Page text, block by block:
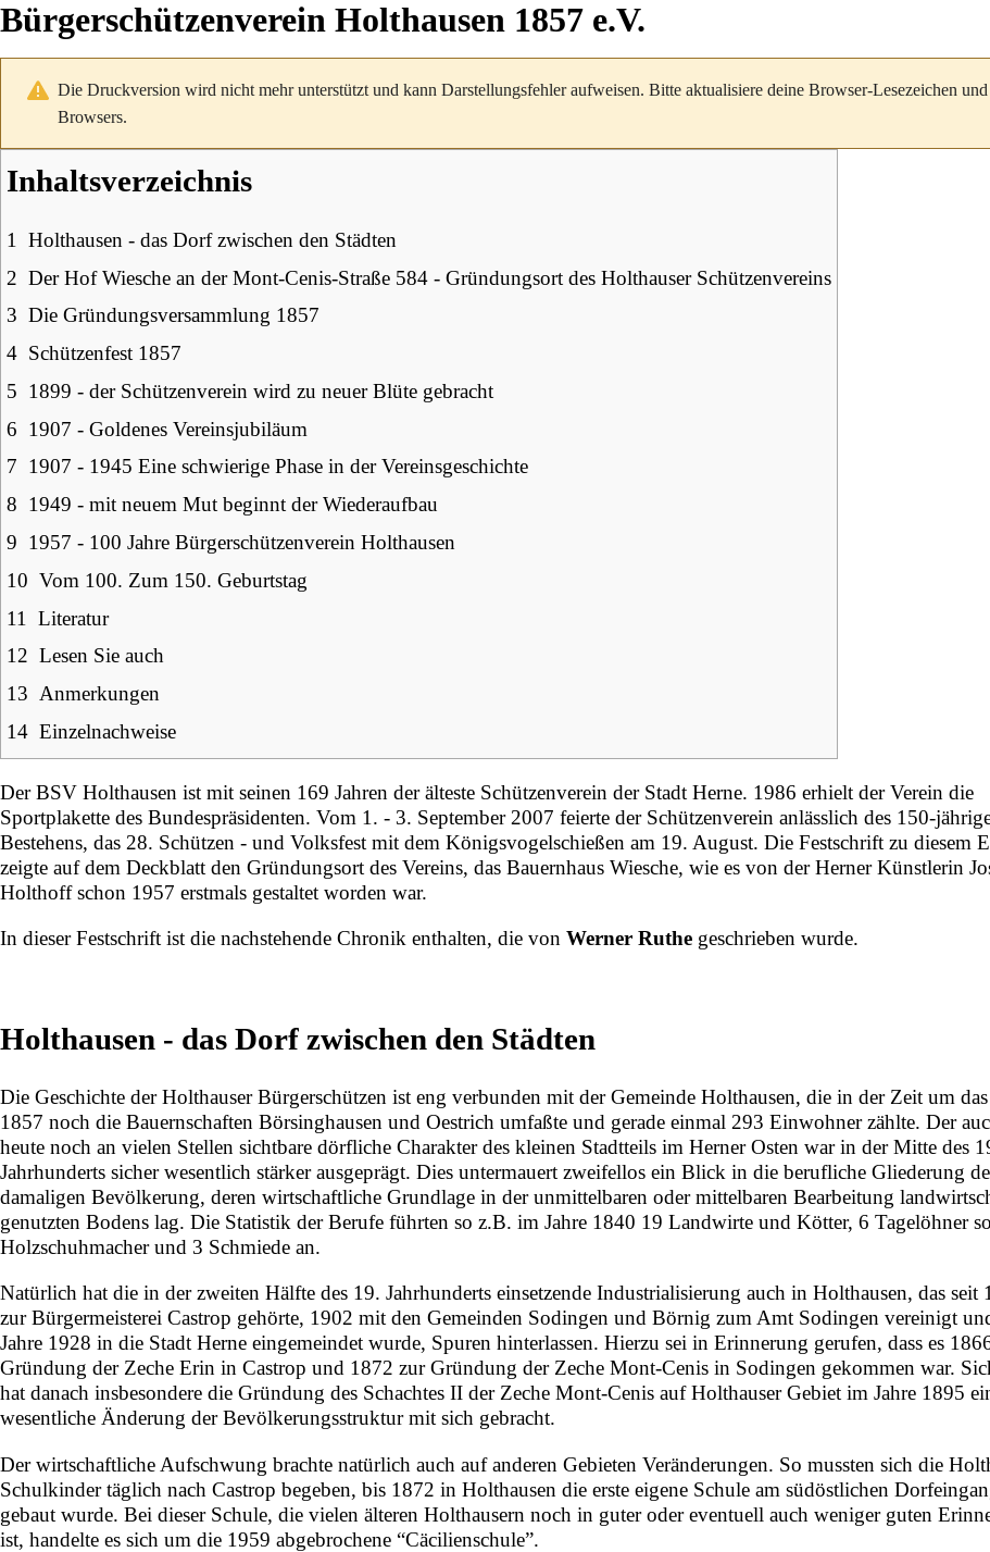
Bürgerschützenverein Holthausen 1857 e.V.
Die Druckversion wird nicht mehr unterstützt und kann Darstellungsfehler aufweisen. Bitte aktualisiere deine Browser-Lesezeichen
Browsers.
Inhaltsverzeichnis
1
Holthausen - das Dorf zwischen den Städten
2 Der Hof Wiesche an der Mont-Cenis-Straße 584 - Gründungsort des Holthauser Schützenvereins
3 Die Gründungsversammlung 1857
4 Schützenfest 1857
5 1899 - der Schützenverein wird zu neuer Blüte gebracht
6 1907 - Goldenes Vereinsjubiläum
7 1907 - 1945 Eine schwierige Phase in der Vereinsgeschichte
8 1949 - mit neuem Mut beginnt der Wiederaufbau
9 1957 - 100 Jahre Bürgerschützenverein Holthausen
10 Vom 100. Zum 150. Geburtstag
11
Literatur
12 Lesen Sie auch
13 Anmerkungen
14 Einzelnachweise
Der BSV Holthausen ist mit seinen 169 Jahren der älteste Schützenverein der Stadt Herne. 1986 erhielt der Verein die
Sportplakette des Bundespräsidenten. Vom 1. - 3. September 2007 feierte der Schützenverein anlässlich des 150-
Bestehens, das 28. Schützen - und Volksfest mit dem Königsvogelschießen am 19. August. Die Festschrift zu diesem
zeigte auf dem Deckblatt den Gründungsort des Vereins, das Bauernhaus Wiesche, wie es von der Herner Künstlerin
Holthoff schon 1957 erstmals gestaltet worden war.
In dieser Festschrift ist die nachstehende Chronik enthalten, die von Werner Ruthe geschrieben wurde.
Holthausen - das Dorf zwischen den Städten
Die Geschichte der Holthauser Bürgerschützen ist eng verbunden mit der Gemeinde Holthausen, die in der Zeit um
1857 noch die Bauernschaften Börsinghausen und Oestrich umfaßte und gerade einmal 293 Einwohner zählte. Der
heute noch an vielen Stellen sichtbare dörfliche Charakter des kleinen Stadtteils im Herner Osten war in der Mitte des
Jahrhunderts sicher wesentlich stärker ausgeprägt. Dies untermauert zweifellos ein Blick in die berufliche Gliederung
damaligen Bevölkerung, deren wirtschaftliche Grundlage in der unmittelbaren oder mittelbaren Bearbeitung
genutzten Bodens lag. Die Statistik der Berufe führten so z.B. im Jahre 1840 19 Landwirte und Kötter, 6 Tagelöhner
Holzschuhmacher und 3 Schmiede an.
Natürlich hat die in der zweiten Hälfte des 19. Jahrhunderts einsetzende Industrialisierung auch in Holthausen, das seit
zur Bürgermeisterei Castrop gehörte, 1902 mit den Gemeinden Sodingen und Börnig zumAmt Sodingen vereinigt
Jahre 1928 in die Stadt Herne eingemeindet wurde, Spuren hinterlassen. Hierzu sei in Erinnerung gerufen, dass es
Gründung der Zeche Erin in Castrop und 1872 zur Gründung der Zeche Mont-Cenis in Sodingen gekommen war.
hat danach insbesondere die Gründung des Schachtes II der Zeche Mont-Cenis auf Holthauser Gebiet im Jahre 1895
wesentliche Änderung der Bevölkerungsstruktur mit sich gebracht.
Der wirtschaftliche Aufschwung brachte natürlich auch auf anderen Gebieten Veränderungen. So mussten sich die
Schulkinder täglich nach Castrop begeben, bis 1872 in Holthausen die erste eigene Schule am südöstlichen
gebaut wurde. Bei dieser Schule, die vielen älteren Holthausern noch in guter oder eventuell auch weniger guten
ist, handelte es sich um die 1959 abgebrochene “Cäcilienschule”.